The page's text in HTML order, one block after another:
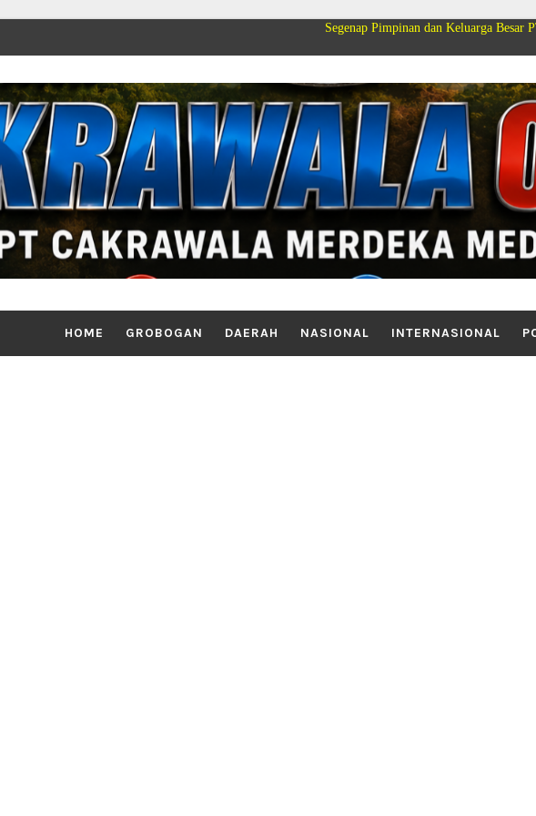
Segenap Pimpinan dan Keluarga Besar PT Cakrawala
HOME GROBOGAN DAERAH NASIONAL INTERNASIONAL